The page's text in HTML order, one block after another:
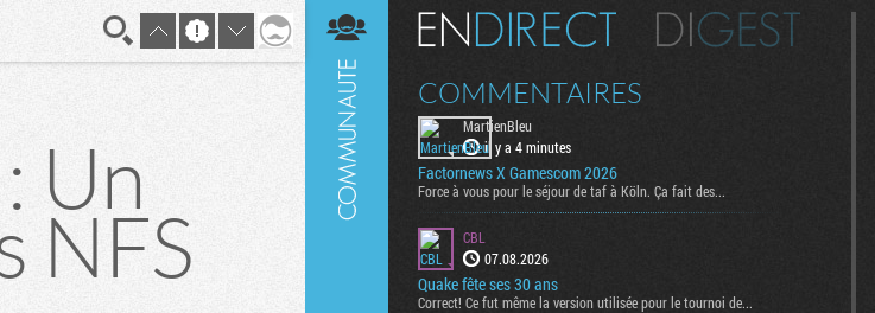
Un
NFS
En direct Digest
COMMENTAIRES
MartienBleu
il y a 4 minutes
Factornews X Gamescom 2026
Force à vous pour le séjour de taf à Köln. Ça fait des...
CBL
07.08.2026
Quake fête ses 30 ans
Correct! Ce fut même la version utilisée pour le tournoi de...